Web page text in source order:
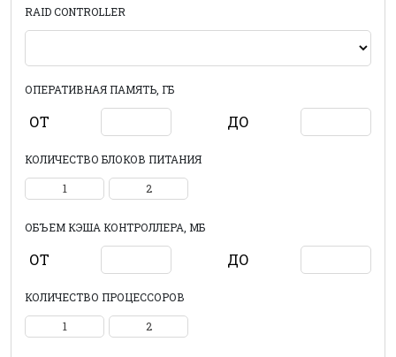
RAID CONTROLLER
ОПЕРАТИВНАЯ ПАМЯТЬ, ГБ
ОТ ДО
КОЛИЧЕСТВО БЛОКОВ ПИТАНИЯ
1 2
ОБЪЕМ КЭША КОНТРОЛЛЕРА, МБ
ОТ ДО
КОЛИЧЕСТВО ПРОЦЕССОРОВ
1 2